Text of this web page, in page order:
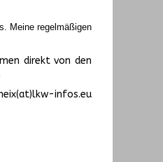
Meine regelmäßigen
direkt von den
infos.eu